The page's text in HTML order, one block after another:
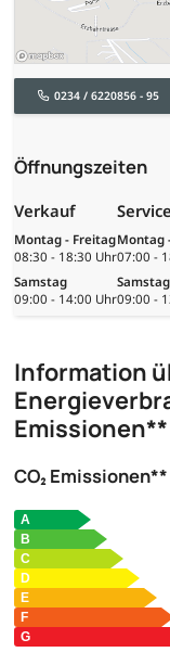
0234 / 6220856 - 95
Öffnungszeiten
Verkauf
Montag - Freitag
08:30 - 18:30 Uhr
Samstag
09:00 - 14:00 Uhr
Service
Montag
07:00 -
Samstag
09:00 -
Information
Emissionen**
CO₂ Emissionen**